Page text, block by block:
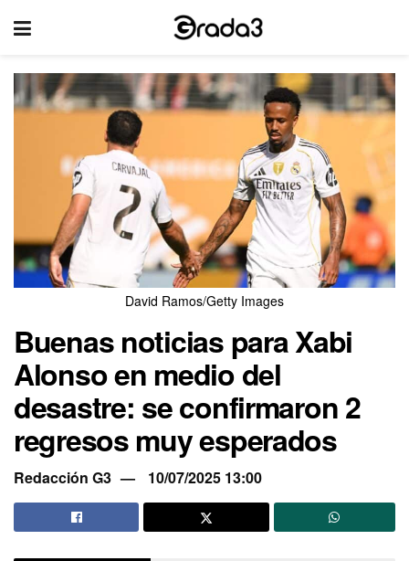
David Ramos/Getty Images
Buenas noticias para Xabi
Alonso en medio del
desastre: se confirmaron 2
regresos muy esperados
Redacción G3 10/07/2025 13:00